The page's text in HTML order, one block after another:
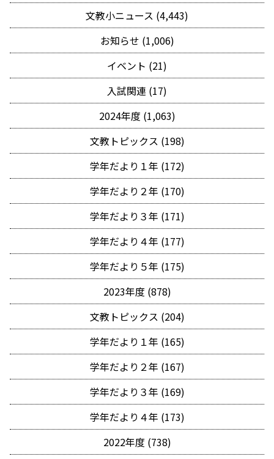
文教小ニュース (4,443)
お知らせ (1,006)
イベント (21)
入試関連 (17)
2024年度 (1,063)
文教トピックス (198)
学年だより１年 (172)
学年だより２年 (170)
学年だより３年 (171)
学年だより４年 (177)
学年だより５年 (175)
2023年度 (878)
文教トピックス (204)
学年だより１年 (165)
学年だより２年 (167)
学年だより３年 (169)
学年だより４年 (173)
2022年度 (738)